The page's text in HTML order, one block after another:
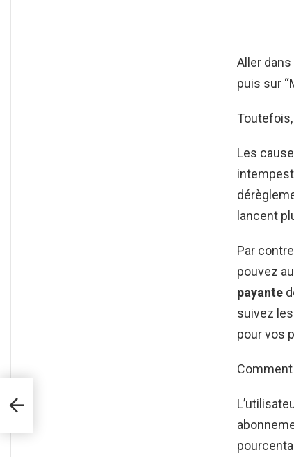
Aller dans
puis sur
Les
lancent
Par
pouvez
payante
suivez
pour vos